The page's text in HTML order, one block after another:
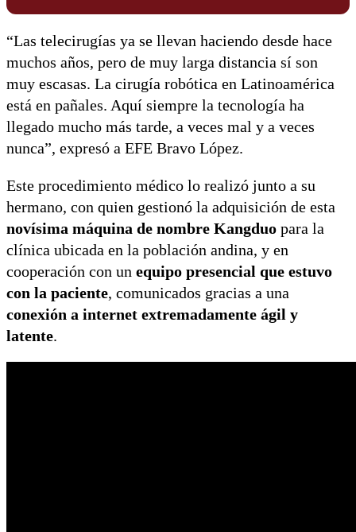
“Las telecirugías ya se llevan haciendo desde hace
muchos años, pero de muy larga distancia sí son
muy escasas. La cirugía robótica en Latinoamérica
está en pañales. Aquí siempre la tecnología ha
llegado mucho más tarde, a veces mal y a veces
nunca”, expresó a EFE Bravo López.
Este procedimiento médico lo realizó junto a su
hermano, con quien gestionó la adquisición de esta
novísima máquina de nombre Kangduo para la
clínica ubicada en la población andina, y en
cooperación con un equipo presencial que estuvo
con la paciente, comunicados gracias a una
conexión a internet extremadamente ágil y
latente.